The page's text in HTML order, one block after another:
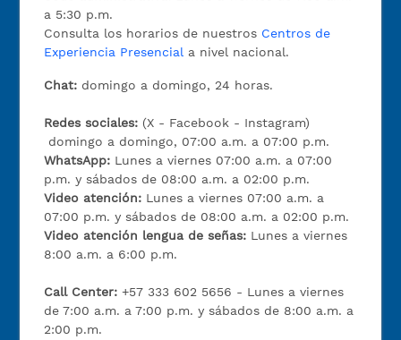
a 5:30 p.m.
Consulta los horarios de nuestros Centros de
Experiencia Presencial a nivel nacional.
Chat: domingo a domingo, 24 horas.
Redes sociales: (X - Facebook - Instagram)
domingo a domingo, 07:00 a.m. a 07:00 p.m.
WhatsApp: Lunes a viernes 07:00 a.m. a 07:00
p.m. y sábados de 08:00 a.m. a 02:00 p.m.
Video atención: Lunes a viernes 07:00 a.m. a
07:00 p.m. y sábados de 08:00 a.m. a 02:00 p.m.
Video atención lengua de señas: Lunes a viernes
8:00 a.m. a 6:00 p.m.
Call Center:+57 333 602 5656 - Lunes a viernes
de 7:00 a.m. a 7:00 p.m. y sábados de 8:00 a.m. a
2:00 p.m.